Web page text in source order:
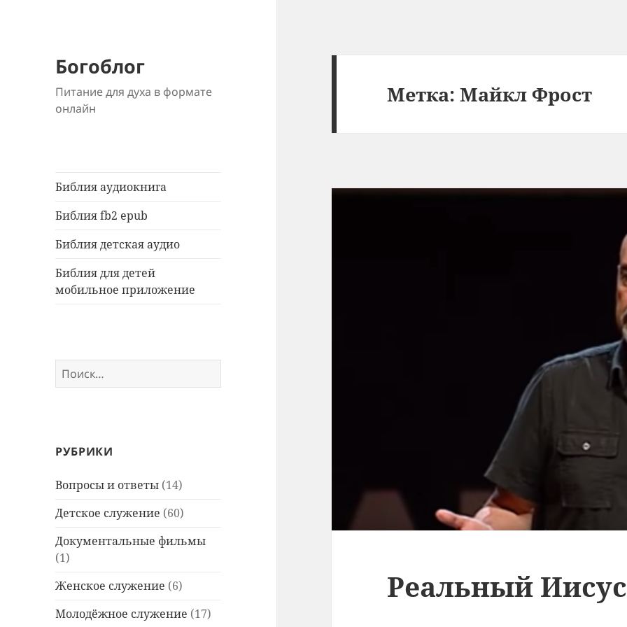
Богоблог
Питание для духа в формате
онлайн
Библия аудиокнига
Библия fb2 epub
Библия детская аудио
Библия для детей
мобильное приложение
Найти:
РУБРИКИ
Вопросы и ответы (14)
Детское служение (60)
Документальные фильмы
(1)
Женское служение (6)
Молодёжное служение (17)
Метка:Майкл Фрост
Реальный Иисус